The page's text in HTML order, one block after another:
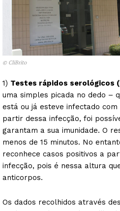
© CliBrito
1) Testes rápidos serológicos
uma simples picada no dedo –
está ou já esteve infectado
partir dessa infecção, foi
garantam a sua imunidade. O
menos de 15 minutos. No
reconhece casos positivos a
infecção, pois é nessa altura
anticorpos.
Os dados recolhidos através